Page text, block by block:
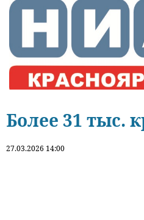
Более 31 тыс.
27.03.2026 14:00